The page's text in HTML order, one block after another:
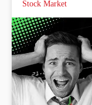
Stock Market